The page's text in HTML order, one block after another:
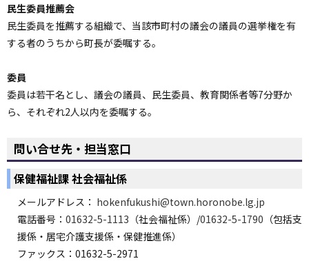
民生委員推薦会
民生委員を推薦する組織で、当該市町村の議会の議員の選挙権を有
する者のうちから町長が委嘱する。
委員
委員は若干名とし、議会の議員、民生委員、教育関係者等7分野か
ら、それぞれ2人以内を委嘱する。
問い合せ先・担当窓口
保健福祉課 社会福祉係
メールアドレス： hokenfukushi@town.horonobe.lg.jp
電話番号： 01632-5-1113 （社会福祉係）/01632-5-1790 （包括支
援係・居宅介護支援係・保健推進係）
ファックス：01632-5-2971